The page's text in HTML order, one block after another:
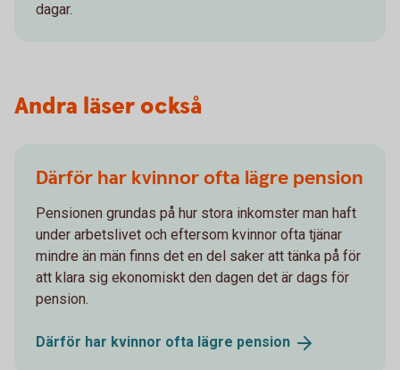
dagar.
Andra läser också
Därför har kvinnor ofta lägre pension
Pensionen grundas på hur stora inkomster man haft
under arbetslivet och eftersom kvinnor ofta tjänar
mindre än män finns det en del saker att tänka på för
att klara sig ekonomiskt den dagen det är dags för
pension.
Därför har kvinnor ofta lägre pension